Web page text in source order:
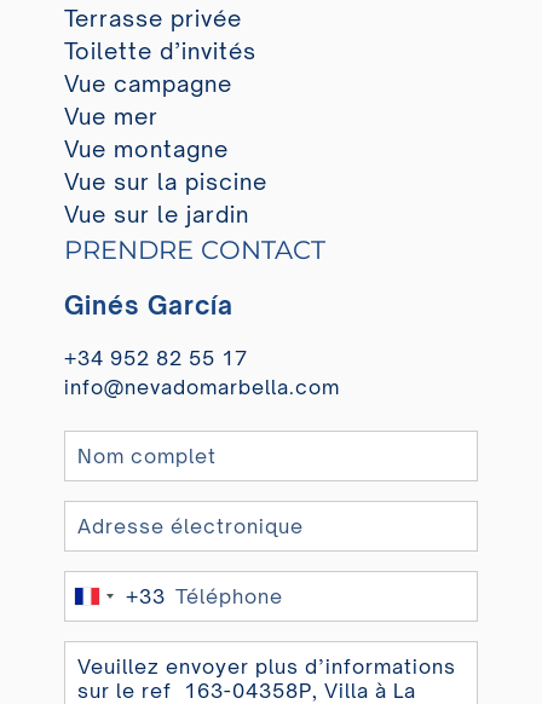
Terrasse privée
Toilette d’invités
Vue campagne
Vue mer
Vue montagne
Vue sur la piscine
Vue sur le jardin
PRENDRE CONTACT
Ginés García
+34 952 82 55 17
info@nevadomarbella.com
France
+33